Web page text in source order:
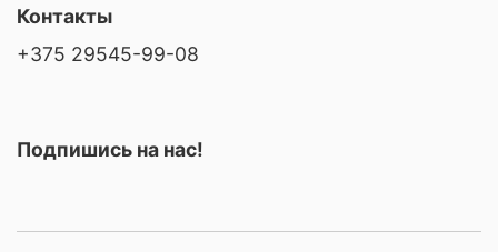
Контакты
+375 29545-99-08
Подпишись на нас!